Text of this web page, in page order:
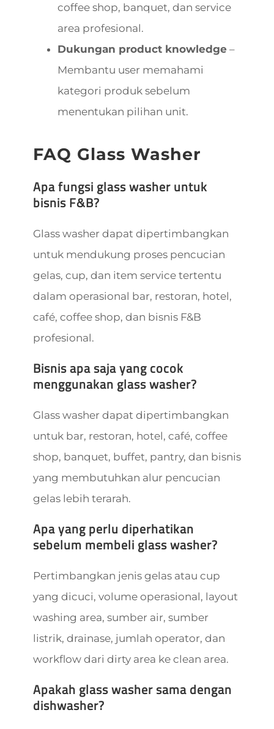
coffee shop, banquet, dan service
area profesional.
Dukungan product knowledge–
Membantu user memahami
kategori produk sebelum
menentukan pilihan unit.
FAQ Glass Washer
Apa fungsi glass washer untuk
bisnis F&B?
Glass washer dapat dipertimbangkan
untuk mendukung proses pencucian
gelas, cup, dan item service tertentu
dalam operasional bar, restoran, hotel,
café, coffee shop, dan bisnis F&B
profesional.
Bisnis apa saja yang cocok
menggunakan glass washer?
Glass washer dapat dipertimbangkan
untuk bar, restoran, hotel, café, coffee
shop, banquet, buffet, pantry, dan bisnis
yang membutuhkan alur pencucian
gelas lebih terarah.
Apa yang perlu diperhatikan
sebelum membeli glass washer?
Pertimbangkan jenis gelas atau cup
yang dicuci, volume operasional, layout
washing area, sumber air, sumber
listrik, drainase, jumlah operator, dan
workflow dari dirty area ke clean area.
Apakah glass washer sama dengan
dishwasher?